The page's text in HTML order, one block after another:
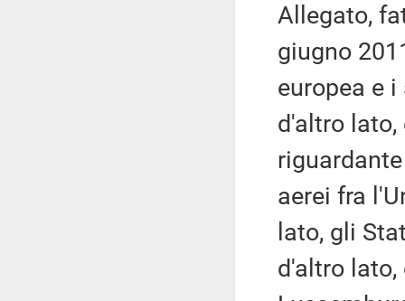
Allegato,
giugno
europea e
d'altro lato,
aerei fra
lato, gli
d'altro lato,